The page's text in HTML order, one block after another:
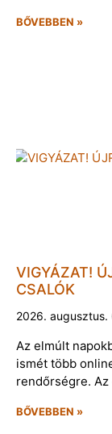
BŐVEBBEN »
VIGYÁZAT!
CSALÓK
2026.
Az elmúlt
ismét több
rendőrségre.
BŐVEBBEN »